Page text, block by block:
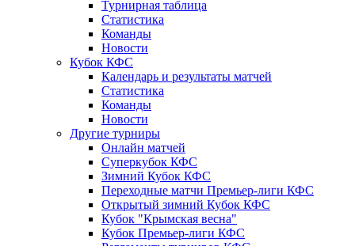
Турнирная таблица
Статистика
Команды
Новости
Кубок КФС
Календарь и результаты матчей
Статистика
Команды
Новости
Другие турниры
Онлайн матчей
Суперкубок КФС
Зимний Кубок КФС
Переходные матчи Премьер-лиги КФС
Открытый зимний Кубок КФС
Кубок "Крымская весна"
Кубок Премьер-лиги КФС